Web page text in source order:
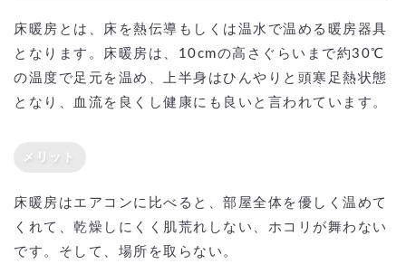
床暖房とは、床を熱伝導もしくは温水で温める暖房器具
となります。床暖房は、10cmの高さぐらいまで約30℃
の温度で足元を温め、上半身はひんやりと頭寒足熱状態
となり、血流を良くし健康にも良いと言われています。
メリット
床暖房はエアコンに比べると、部屋全体を優しく温めて
くれて、乾燥しにくく肌荒れしない、ホコリが舞わない
です。そして、場所を取らない。